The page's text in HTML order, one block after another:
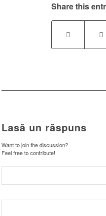
Share this
Lasă un răspuns
Want to join the discussion?
Feel free to contribute!